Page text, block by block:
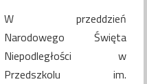
W przeddzień
Narodowego Święta
Niepodległości w
Przedszkolu im.